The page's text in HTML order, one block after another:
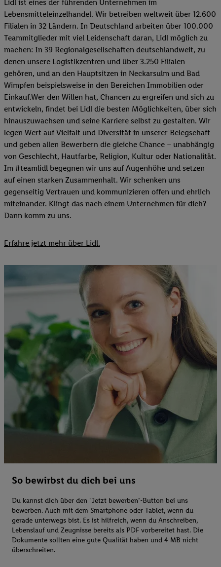
Lidl ist eines der führenden Unternehmen im
Lebensmitteleinzelhandel. Wir betreiben weltweit über 12.600
Filialen in 32 Ländern. In Deutschland arbeiten über 100.000
Teammitglieder mit viel Leidenschaft daran, Lidl möglich zu
machen: In 39 Regionalgesellschaften deutschlandweit, zu
denen unsere Logistikzentren und über 3.250 Filialen
gehören, und an den Hauptsitzen in Neckarsulm und Bad
Wimpfen beispielsweise in den Bereichen Immobilien oder
Einkauf.Wer den Willen hat, Chancen zu ergreifen und sich zu
entwickeln, findet bei Lidl die besten Möglichkeiten, über sich
hinauszuwachsen und seine Karriere selbst zu gestalten. Wir
legen Wert auf Vielfalt und Diversität in unserer Belegschaft
und geben allen Bewerbern die gleiche Chance – unabhängig
von Geschlecht, Hautfarbe, Religion, Kultur oder Nationalität.
Im #teamlidl begegnen wir uns auf Augenhöhe und setzen
auf einen starken Zusammenhalt. Wir schenken uns
gegenseitig Vertrauen und kommunizieren offen und ehrlich
miteinander. Klingt das nach einem Unternehmen für dich?
Dann komm zu uns.​
Erfahre jetzt mehr über Lidl.
So bewirbst du dich bei uns
Du kannst dich über den "Jetzt bewerben"-Button bei uns
bewerben. Auch mit dem Smartphone oder Tablet, wenn du
gerade unterwegs bist. Es ist hilfreich, wenn du Anschreiben,
Lebenslauf und Zeugnisse bereits als PDF vorbereitet hast. Die
Dokumente sollten eine gute Qualität haben und 4 MB nicht
überschreiten.